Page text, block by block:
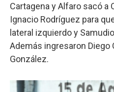
Cartagena y Alfaro sacó a
Ignacio Rodríguez para
lateral izquierdo y
Además ingresaron Diego
González.